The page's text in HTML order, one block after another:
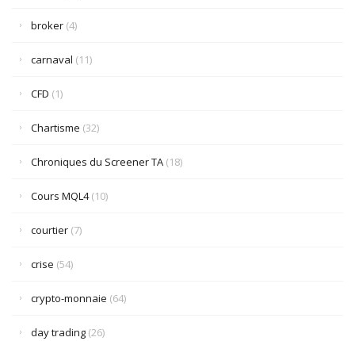
broker (4)
carnaval (11)
CFD (1)
Chartisme (32)
Chroniques du Screener TA (18)
Cours MQL4(10)
courtier (7)
crise (54)
crypto-monnaie (64)
day trading (26)